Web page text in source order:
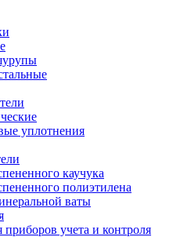
уплотнения
каучука
полиэтилена
ваты
учета и контроля